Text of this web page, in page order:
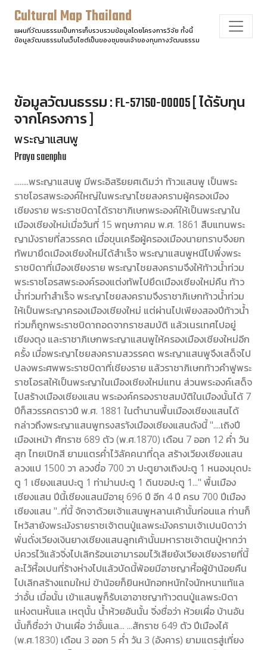
Cultural Map Thailand
แผนที่วัฒนธรรมเป็นการเก็บรวบรวมข้อมูลโดยโครงการวิจัย ทั้งนี้
ข้อมูลวัฒนธรรมในเว็บไซต์เป็นของชุมชนเจ้าของทุนทางวัฒนธรรม
ข้อมูลวัฒนธรรม : FL-57150-00005 [ ได้รับทุน
จากโครงการ ]
พระญาแสนพู
Praya saenphu
........พระญาแสนพู มีพระอิสริยยศเดิมว่า ท้าวแสนพู เป็นพระ
ราชโอรสพระองค์ใหญ่ในพระญาไชยสงครามผู้ครองเมือง
เชียงราย พระราชบิดาได้ราชาภิเษกพระองค์ให้เป็นพระญาใน
เมืองเชียงใหม่เมื่อวันที่ 15 พฤษภาคม พ.ศ. 1861 สืบแทนพระ
ญามังรายที่สวรรคต เมื่อขุนเครือผู้ครองเมืองนายทราบจึงยก
ทัพมายึดเมืองเชียงใหม่ได้สำเร็จ พระญาแสนพูหนีไปพึ่งพระ
ราชบิดาที่เมืองเชียงราย พระญาไชยสงครามจึงให้ท้าวน้ำท่วม
พระราชโอรสพระองค์รองแต่งทัพไปยึดเมืองเชียงใหม่คืน ท้าว
น้ำท่วมทำสำเร็จ พระญาไชยสงครามจึงราชาภิเษกท้าวน้ำท่วม
ให้เป็นพระญาครองเมืองเชียงใหม่ แต่ผ่านไปเพียงสองปีท้าวน้ำ
ท่วมก็ถูกพระราชบิดาถอดจากราชสมบัติ แล้วเนรเทศไปอยู่
เชียงตุง และราชาภิเษกพระญาแสนพูให้ครองเมืองเชียงใหม่อีก
ครั้ง เมื่อพระญาไชยสงครามสวรรคต พระญาแสนพูจึงเสด็จไป
ปลงพระศพพระราชบิดาที่เชียงราย แล้วราชาภิเษกท้าวคำฟูพระ
ราชโอรสให้เป็นพระญาในเมืองเชียงใหม่แทน ส่วนพระองค์เสด็จ
ไปสร้างเมืองเชียงแสน พระองค์ครองราชสมบัติในเมืองนั้นได้ 7
ปีก็สวรรคตราวปี พ.ศ. 1881 ในตำนานพื้นเมืองเชียงแสนได้
กล่าวถึงพระญาแสนพูทรงสรา้งเมืองเชียงแสนดังนี้ "....เถิงปี
เมืองเหม้า ศักราช 689 ตัว (พ.ศ.1870) เดือน 7 ออก 12 ค่ำ วัน
สุก ไทยเปิกสี ยามแตรค่ำไว้ลัคคนาที่ดุล สร้างเวียงเชียงแสน
ลวงแป 1500 วา ลวงขื่อ 700 วา ปะตูยางเถิงปะตู 1 หนองมุดปะ
ตู 1 เชียงแสนปะตู 1 ท่าม่านปะตู 1 ดินขอปะตู 1..." พื้นเมือง
เชียงแสน ปีนี้เชียงแสนมีอายุ 696 ปี อีก 4 ปี ครบ 700 ปีเมือง
เชียงแสน "..ที่นี้ จักจาด้วยเจ้าแสนพูหลานเค้านั้นก่อนแล ท่านก็
ไหว้สายังพระมังรายราชเจ้าตนปู่แลพระมังครามเจ้าเปนบิดาว่า
พั่นดั่งเวียงเงินยางเชียงแสนลูกเค้านั้นมหาราชเจ้าตนปู่หากว่า
บ่ควรไว้แล้วจิ่งไปเลิกร้อนเอามารอมไว้เสียยังเวียงเชียงรายที่นี้
ละไว้หื้อเปนที่ร้างห่างไปแล้วบัดนี้พ้อยมีอาชญาหื้อผู้ข้าน้อยคืน
ไปเลิกสร้างแถมใหม่ ข้าน้อยก็ยินหนักอกหนักใจนักหนาแท้แล
ว่าอั้น เมื่อนั้น เข้าแสนพูก็รับเอาอาชญาท้าวตนปู่แลพระบิดา
แห่งตนหั้นแล เหตุนั้น น้ำห้วยอันนั้น จิ่งชื่อว่า ห้วยเผื่อ บ้านอัน
นั้นก็ชื่อว่า บ้านเผื่อ ว่าอั้นแล... ...สักราช 649 ตัว ปีเมืองไค้
(พ.ศ.1830) เดือน 3 ออก 5 ค่ำ วัน 3 (อังคาร) ยามแตรสู่เที่ยง